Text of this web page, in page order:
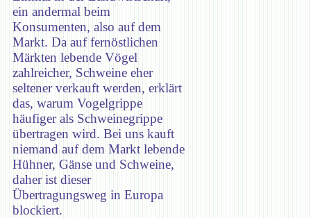
ein andermal beim
Konsumenten, also auf dem
Markt. Da auf fernöstlichen
Märkten lebende Vögel
zahlreicher, Schweine eher
seltener verkauft werden, erklärt
das, warum Vogelgrippe
häufiger als Schweinegrippe
übertragen wird. Bei uns kauft
niemand auf dem Markt lebende
Hühner, Gänse und Schweine,
daher ist dieser
Übertragungsweg in Europa
blockiert.